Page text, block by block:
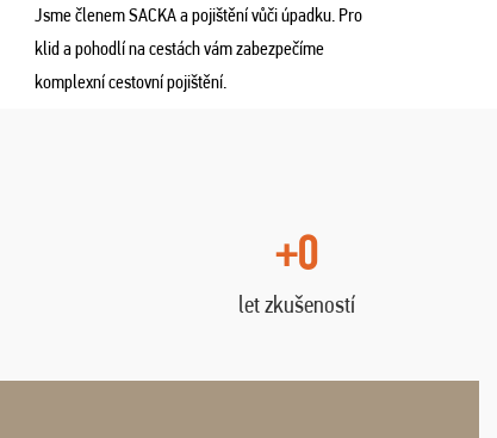
Jsme členem SACKA a pojištění vůči úpadku. Pro
klid a pohodlí na cestách vám zabezpečíme
komplexní cestovní pojištění.
+0
let zkušeností